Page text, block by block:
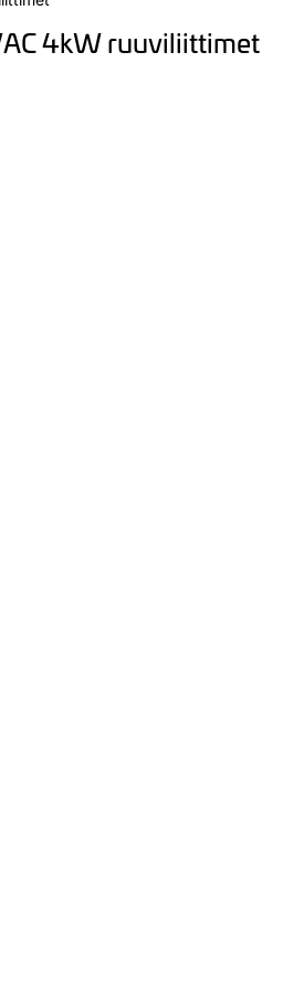
4kW ruuviliittimet